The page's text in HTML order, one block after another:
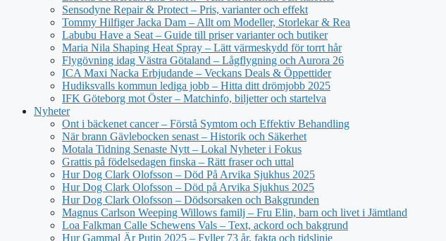
Sensodyne Repair & Protect – Pris, varianter och effekt
Tommy Hilfiger Jacka Dam – Allt om Modeller, Storlekar & Rea
Labubu Have a Seat – Guide till priser varianter och butiker
Maria Nila Shaping Heat Spray – Lätt värmeskydd för torrt hår
Flygövning idag Västra Götaland – Lågflygning och Aurora 26
ICA Maxi Nacka Erbjudande – Veckans Deals & Öppettider
Hudiksvalls kommun lediga jobb – Hitta ditt drömjobb 2025
IFK Göteborg mot Öster – Matchinfo, biljetter och startelva
Nyheter
Ont i bäckenet cancer – Förstå Symtom och Effektiv Behandling
När brann Gävlebocken senast – Historik och Säkerhet
Motala Tidning Senaste Nytt – Lokal Nyheter i Fokus
Grattis på födelsedagen finska – Rätt fraser och uttal
Hur Dog Clark Olofsson – Död På Arvika Sjukhus 2025
Hur Dog Clark Olofsson – Död på Arvika Sjukhus 2025
Hur Dog Clark Olofsson – Dödsorsaken och Bakgrunden
Magnus Carlson Weeping Willows familj – Fru Elin, barn och livet i Jämtland
Loa Falkman Calle Schewens Vals – Text, ackord och bakgrund
Hur Gammal Är Putin 2025 – Fyller 73 år, fakta och tidslinje